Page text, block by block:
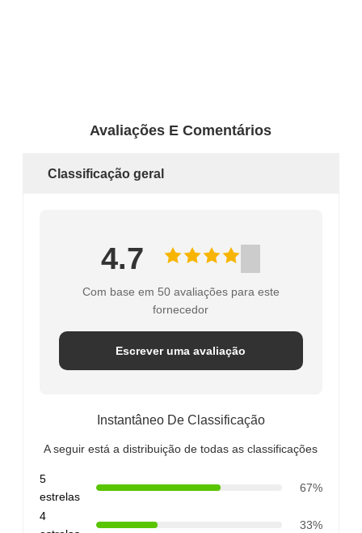
Avaliações E Comentários
Classificação geral
4.7
Com base em 50 avaliações para este
fornecedor
Escrever uma avaliação
Instantâneo De Classificação
A seguir está a distribuição de todas as classificações
5
estrelas
67%
4
33%